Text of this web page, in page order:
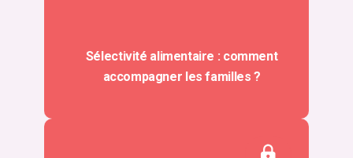
Sélectivité alimentaire : comment
accompagner les familles ?